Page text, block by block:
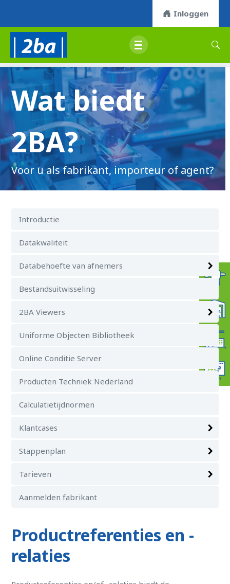
Inloggen
Wat biedt
2BA?
Voor u als fabrikant, importeur of agent?
Introductie
Datakwaliteit
Databehoefte van afnemers
Bestandsuitwisseling
2BA Viewers
Uniforme Objecten Bibliotheek
Online Conditie Server
Producten Techniek Nederland
Calculatietijdnormen
Klantcases
Stappenplan
Tarieven
Aanmelden fabrikant
Productreferenties en -
relaties